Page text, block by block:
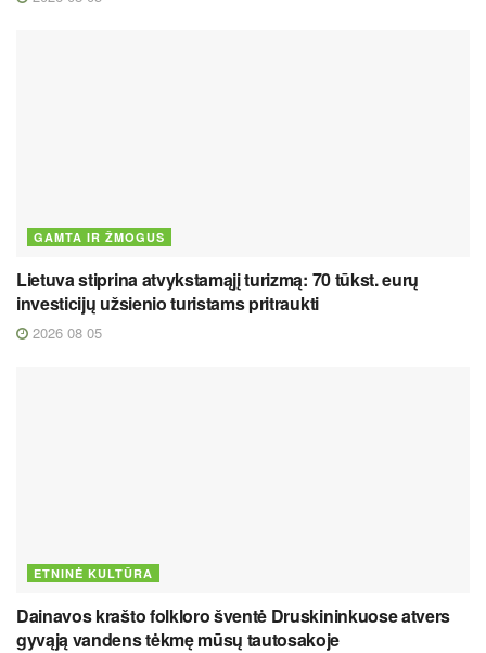
GAMTA IR ŽMOGUS
Lietuva stiprina atvykstamąjį turizmą: 70 tūkst. eurų
investicijų užsienio turistams pritraukti
2026 08 05
ETNINĖ KULTŪRA
Dainavos krašto folkloro šventė Druskininkuose atvers
gyvąją vandens tėkmę mūsų tautosakoje